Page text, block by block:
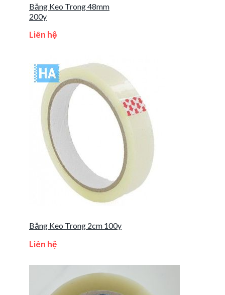
Băng Keo Trong 48mm
200y
Liên hệ
Băng Keo Trong 2cm 100y
Liên hệ